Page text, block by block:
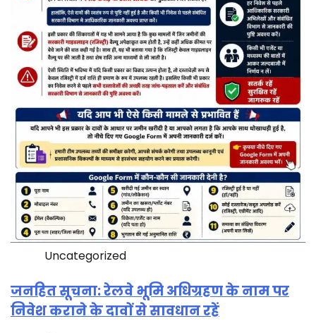
Uncategorized
जनहित सूचना: रेलवे भूमि अधिग्रहण के नाम पर
निवेश कराने के दावों से सावधान रहें